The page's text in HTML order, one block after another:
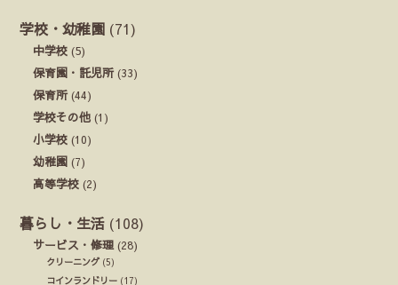
学校・幼稚園 (71)
中学校 (5)
保育園・託児所(33)
保育所(44)
学校その他 (1)
小学校 (10)
幼稚園 (7)
高等学校 (2)
暮らし・生活 (108)
サービス・修理 (28)
クリーニング(5)
コインランドリー (17)